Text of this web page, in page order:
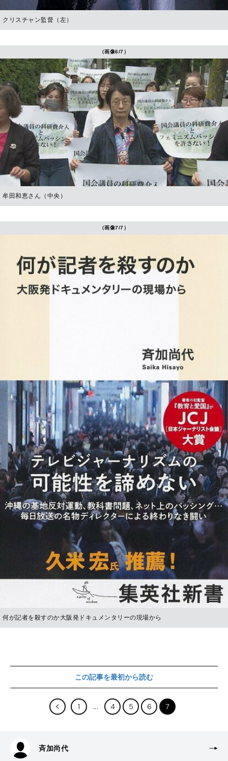
クリスチャン監督（左）
（画像6/7）
牟田和恵さん（中央）
（画像7/7）
何が記者を殺すのか大阪発ドキュメンタリーの現場から
この記事を最初から読む
1 4 5 6 7
斉加尚代